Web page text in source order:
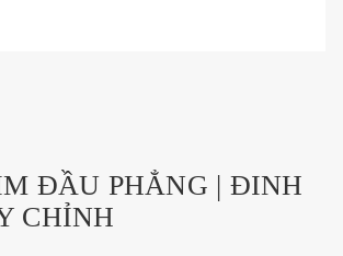
ĐẦU PHẲNG | ĐINH
CHỈNH